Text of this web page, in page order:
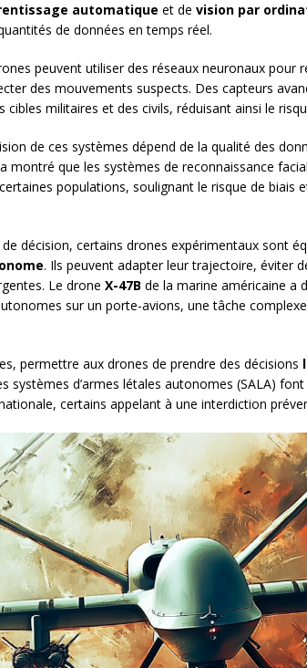
automatique et de vision par
de données en temps réel.
peuvent utiliser des réseaux neuronaux pour
des mouvements suspects. Des capteurs
cibles militaires et des civils, réduisant ainsi le
de ces systèmes dépend de la qualité des
a montré que les systèmes de reconnaissance
populations, soulignant le risque de biais
décision, certains drones expérimentaux sont
. Ils peuvent adapter leur trajectoire, éviter
Le drone X-47B de la marine américaine a
sur un porte-avions, une tâche
permettre aux drones de prendre des décisions
systèmes d’armes létales autonomes (SALA)
certains appelant à une interdiction